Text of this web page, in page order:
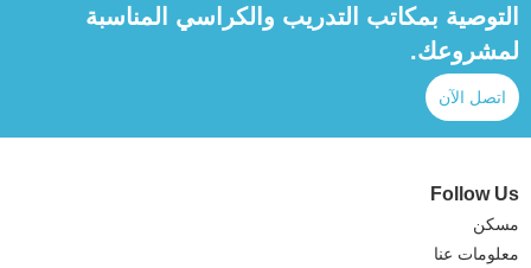
التوصية بمكاتب التدريب والكراسي المناسبة
لمشروعك.
اتصل الآن
Follow Us
مسكن
معلومات عنا